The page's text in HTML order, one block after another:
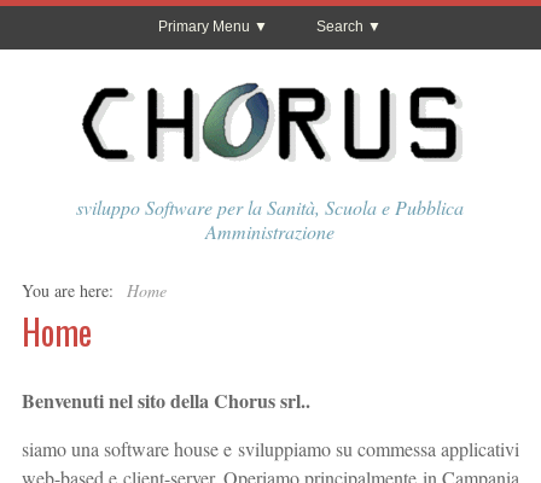
Primary Menu Search
sviluppo Software per la Sanità, Scuola e Pubblica
Amministrazione
You are here: Home
Home
Benvenuti nel sito della Chorus srl..
siamo una software house e sviluppiamo su commessa applicativi
web-based e client-server. Operiamo principalmente in Campania